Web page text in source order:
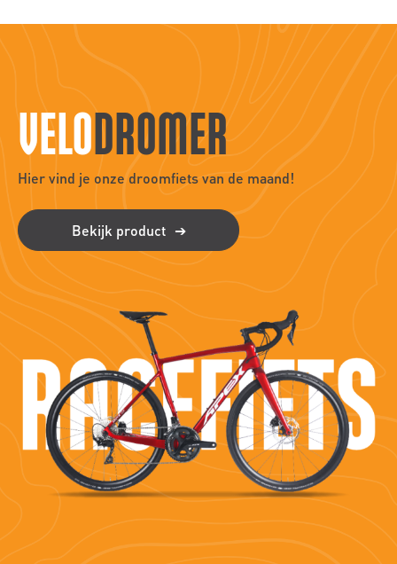
VELODROMER
Hier vind je onze droomfiets van de maand!
Bekijk product